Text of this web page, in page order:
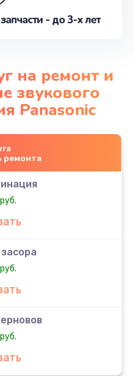
- до 3-х лет
на ремонт и
звукового
Panasonic
ремонта